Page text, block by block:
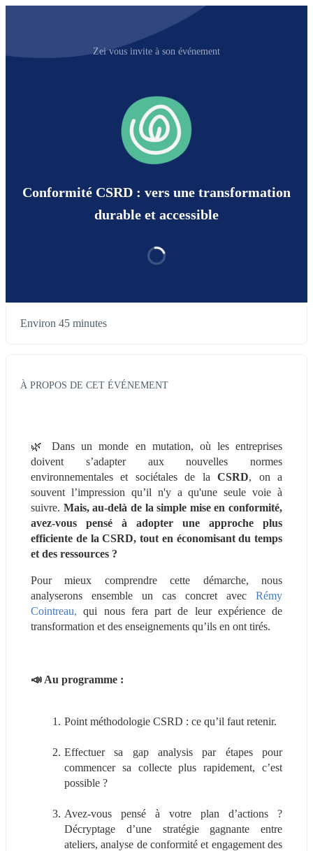
Zei vous invite à son événement
Conformité CSRD : vers une transformation
durable et accessible
Environ 45 minutes
À PROPOS DE CET ÉVÉNEMENT
🌿 Dans un monde en mutation, où les entreprises
doivent s’adapter aux nouvelles normes
environnementales et sociétales de la CSRD, on a
souvent l’impression qu’il n'y a qu'une seule voie à
suivre. Mais, au-delà de la simple mise en conformité,
avez-vous pensé à adopter une approche plus
efficiente de la CSRD, tout en économisant du temps
et des ressources ?
Pour mieux comprendre cette démarche, nous
analyserons ensemble un cas concret avec Rémy
Cointreau, qui nous fera part de leur expérience de
transformation et des enseignements qu’ils en ont tirés.
📣 Au programme :
Point méthodologie CSRD : ce qu’il faut retenir.
Effectuer sa gap analysis par étapes pour
commencer sa collecte plus rapidement, c’est
possible ?
Avez-vous pensé à votre plan d’actions ?
Décryptage d’une stratégie gagnante entre
ateliers, analyse de conformité et engagement des